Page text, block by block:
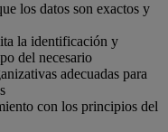
los datos son exactos y
la identificación y
del necesario
adecuadas para
con los principios del